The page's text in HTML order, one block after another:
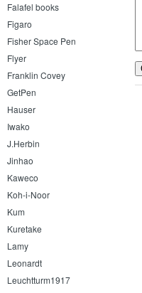
Falafel books
Figaro
Fisher Space Pen
Flyer
Franklin Covey
GetPen
Hauser
Iwako
J.Herbin
Jinhao
Kaweco
Koh-i-Noor
Kum
Kuretake
Lamy
Leonardt
Leuchtturm1917